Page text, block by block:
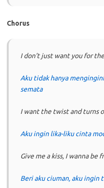
Chorus
I don’t just want you for
Aku tidak hanya
semata
I want the twist and turns
Aku ingin lika-liku cinta
Give me a kiss, I wanna be
Beri aku ciuman, aku ingin